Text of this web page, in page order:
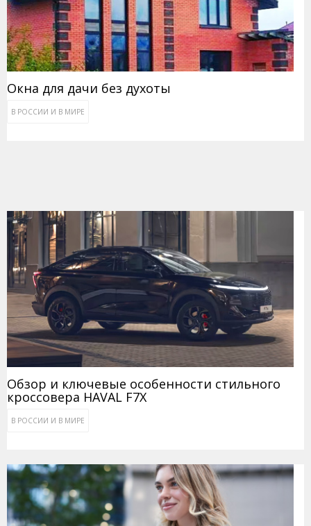
Окна для дачи без духоты
В РОССИИ И В МИРЕ
Обзор и ключевые особенности стильного
кроссовера HAVAL F7X
В РОССИИ И В МИРЕ